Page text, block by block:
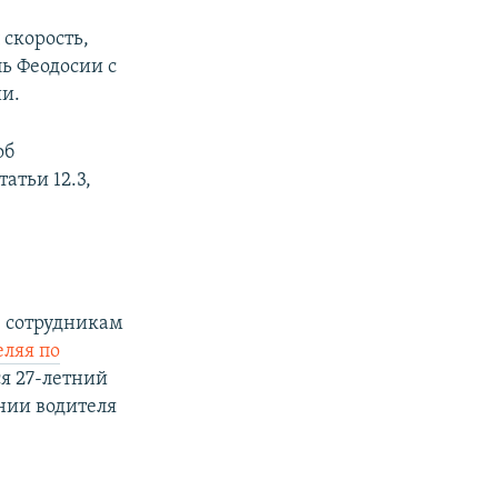
Феодосии с
12.3,
сотрудникам
по
27-летний
водителя